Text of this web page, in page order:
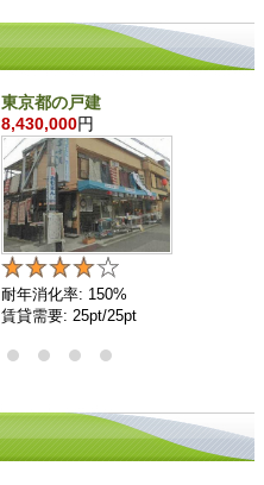
東京都の戸建
8,430,000円
耐年消化率: 150%
賃貸需要: 25pt/25pt